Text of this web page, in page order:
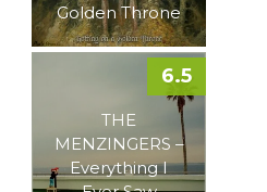
Golden Throne
THE
MENZINGERS –
Everything I
6.5